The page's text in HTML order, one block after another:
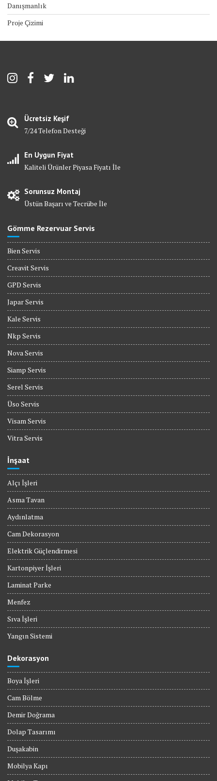
Danışmanlık
Proje Çizimi
Ücretsiz Keşif
7/24 Telefon Desteği
En Uygun Fiyat
Kaliteli Ürünler Piyasa Fiyatı İle
Sorunsuz Montaj
Üstün Başarı ve Tecrübe İle
Gömme Rezervuar Servis
Bien Servis
Creavit Servis
GPD Servis
Japar Servis
Kale Servis
Nkp Servis
Nova Servis
Siamp Servis
Serel Servis
Üso Servis
Visam Servis
Vitra Servis
İnşaat
Alçı İşleri
Asma Tavan
Aydınlatma
Cam Dekorasyon
Elektrik Güçlendirmesi
Kartonpiyer İşleri
Laminat Parke
Menfez
Sıva İşleri
Yangın Sistemi
Dekorasyon
Boya İşleri
Cam Bölme
Demir Doğrama
Dolap Tasarımı
Duşakabin
Mobilya Kapı